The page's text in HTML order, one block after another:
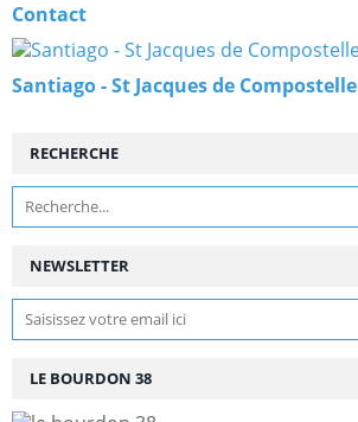
Contact
Santiago - St Jacques de Compostelle
NEWSLETTER
RECHERCHE
LE BOURDON 38